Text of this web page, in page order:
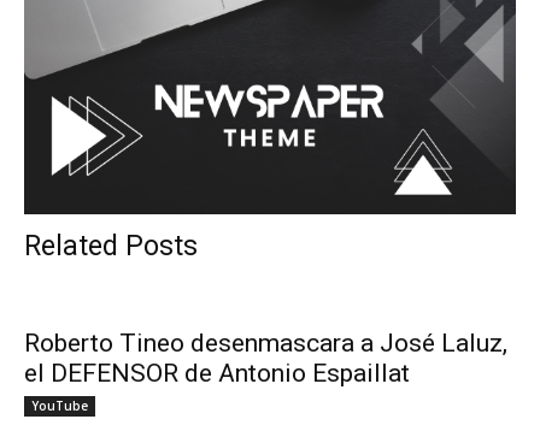
Related Posts
Roberto Tineo desenmascara a José Laluz,
el DEFENSOR de Antonio Espaillat
YouTube